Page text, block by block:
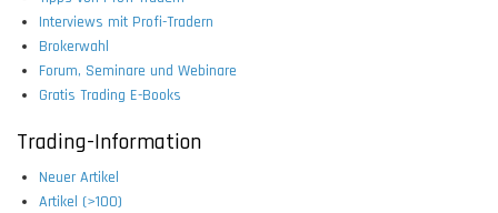
Interviews mit Profi-Tradern
Brokerwahl
Forum, Seminare und Webinare
Gratis Trading E-Books
Trading-Information
Neuer Artikel
Artikel (>100)